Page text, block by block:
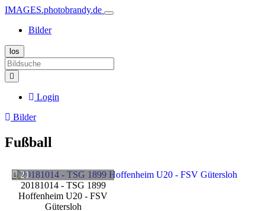
IMAGES.photobrandy.de
Bilder
Login
Bilder
Fußball
21
20181014 - TSG 1899
Hoffenheim U20 - FSV
Gütersloh